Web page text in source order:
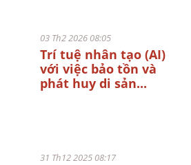
03 Th2 2026 08:05
Trí tuệ nhân tạo (AI)
với việc bảo tồn và
phát huy di sản...
31 Th12 2025 08:17